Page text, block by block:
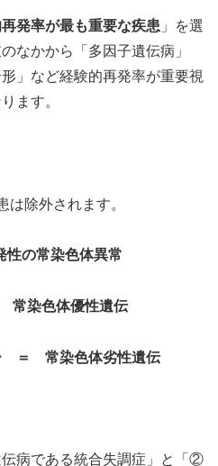
発率が最も重要な疾患 」を選
なかから「多因子遺伝病」
」など経験的再発率が重要視
ます。
は除外されます。
の常染色体異常
染色体優性遺伝
＝ 常染色体劣性遺伝
病である統合失調症」と「②